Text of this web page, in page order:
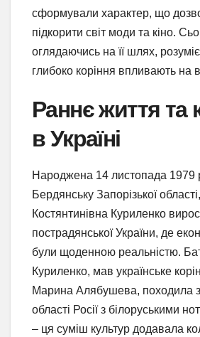
сформували характер, що
підкорити світ моди та кіно.
оглядаючись на її шлях,
глибоко коріння впливають на
Раннє життя та
в Україні
Народжена 14 листопада 1979
Бердянську Запорізької
Костянтинівна Куриленко
пострадянської України, де
були щоденною реальністю.
Куриленко, мав українське
Марина Алябушева, походила з
області Росії з білоруськими
– ця суміш культур додавала